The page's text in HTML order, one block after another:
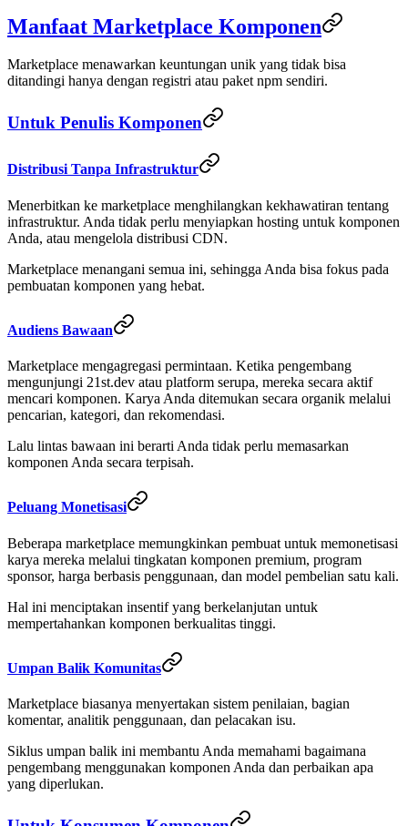
Manfaat Marketplace Komponen
Marketplace menawarkan keuntungan unik yang tidak bisa
ditandingi hanya dengan registri atau paket npm sendiri.
Untuk Penulis Komponen
Distribusi Tanpa Infrastruktur
Menerbitkan ke marketplace menghilangkan kekhawatiran tentang
infrastruktur. Anda tidak perlu menyiapkan hosting untuk komponen
Anda, atau mengelola distribusi CDN.
Marketplace menangani semua ini, sehingga Anda bisa fokus pada
pembuatan komponen yang hebat.
Audiens Bawaan
Marketplace mengagregasi permintaan. Ketika pengembang
mengunjungi 21st.dev atau platform serupa, mereka secara aktif
mencari komponen. Karya Anda ditemukan secara organik melalui
pencarian, kategori, dan rekomendasi.
Lalu lintas bawaan ini berarti Anda tidak perlu memasarkan
komponen Anda secara terpisah.
Peluang Monetisasi
Beberapa marketplace memungkinkan pembuat untuk memonetisasi
karya mereka melalui tingkatan komponen premium, program
sponsor, harga berbasis penggunaan, dan model pembelian satu kali.
Hal ini menciptakan insentif yang berkelanjutan untuk
mempertahankan komponen berkualitas tinggi.
Umpan Balik Komunitas
Marketplace biasanya menyertakan sistem penilaian, bagian
komentar, analitik penggunaan, dan pelacakan isu.
Siklus umpan balik ini membantu Anda memahami bagaimana
pengembang menggunakan komponen Anda dan perbaikan apa
yang diperlukan.